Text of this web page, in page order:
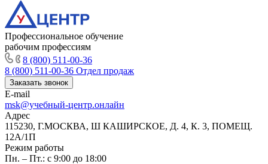
Профессиональное обучение
рабочим профессиям
8 (800) 511-00-36
8 (800) 511-00-36 Отдел продаж
Заказать звонок
E-mail
msk@учебный-центр.онлайн
Адрес
115230, Г.МОСКВА, Ш КАШИРСКОЕ, Д. 4, К. 3, ПОМЕЩ.
12А/1П
Режим работы
Пн. – Пт.: с 9:00 до 18:00